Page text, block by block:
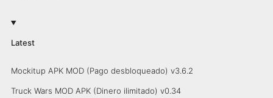
Latest
Mockitup APK MOD (Pago desbloqueado) v3.6.2
Truck Wars MOD APK (Dinero ilimitado) v0.34